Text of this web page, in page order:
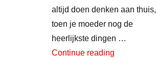
altijd doen denken aan thuis,
toen je moeder nog de
heerlijkste dingen …
Continue reading